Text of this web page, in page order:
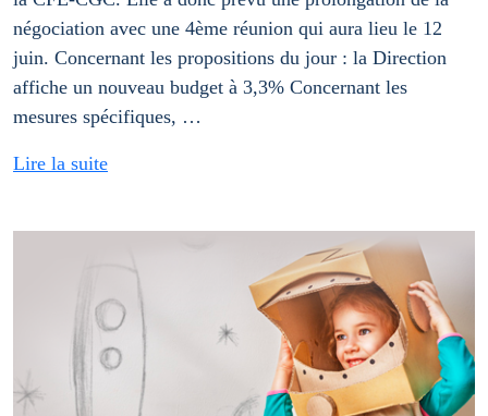
négociation avec une 4ème réunion qui aura lieu le 12
juin. Concernant les propositions du jour : la Direction
affiche un nouveau budget à 3,3% Concernant les
mesures spécifiques, …
Lire la suite